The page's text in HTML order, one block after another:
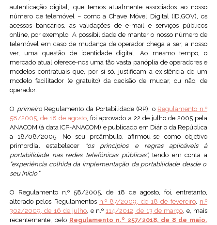
autenticação digital, que temos atualmente associados ao nosso
número de telemóvel – como a Chave Móvel Digital (ID.GOV), os
acessos bancários, as validações de e-mail e serviços públicos
online, por exemplo. A possibilidade de manter o nosso número de
telemóvel em caso de mudança de operador chega a ser, a nosso
ver, uma questão de identidade digital. Ao mesmo tempo, o
mercado atual oferece-nos uma tão vasta panóplia de operadores e
modelos contratuais que, por si só, justificam a existência de um
modelo facilitador (e gratuito) da decisão de mudar, ou não, de
operador.
O primeiro Regulamento da Portabilidade (RP), o Regulamento n.º
58/2005, de 18 de agosto, foi aprovado a 22 de julho de 2005 pela
ANACOM (à data ICP-ANACOM) e publicado em Diário da República
a 18/08/2005. No seu preâmbulo, afirmou-se como objetivo
primordial estabelecer
“os princípios e regras aplicáveis à
portabilidade nas redes telefónicas públicas”,tendo em conta a
“experiência colhida da implementação da portabilidade desde o
seu início.”
O Regulamento n.º 58/2005, de 18 de agosto, foi, entretanto,
alterado pelos Regulamentos n.º 87/2009, de 18 de fevereiro, n.º
302/2009, de 16 de julho, e n.º 114/2012, de 13 de março, e, mais
recentemente, pelo Regulamento n.º 257/2018, de 8 de maio.